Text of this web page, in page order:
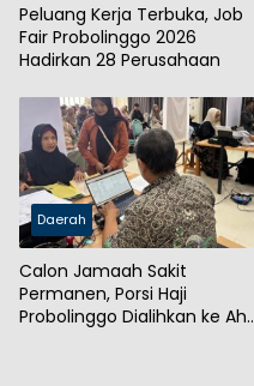
Peluang Kerja Terbuka, Job
Fair Probolinggo 2026
Hadirkan 28 Perusahaan
Daerah
Calon Jamaah Sakit
Permanen, Porsi Haji
Probolinggo Dialihkan ke Ahli